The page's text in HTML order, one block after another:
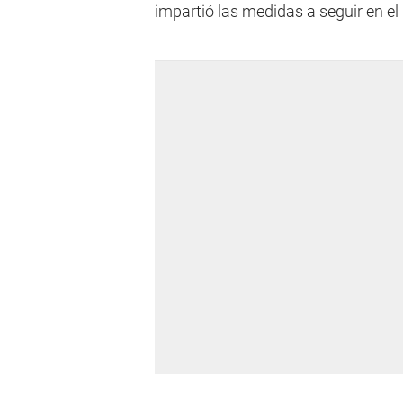
impartió las medidas a seguir en